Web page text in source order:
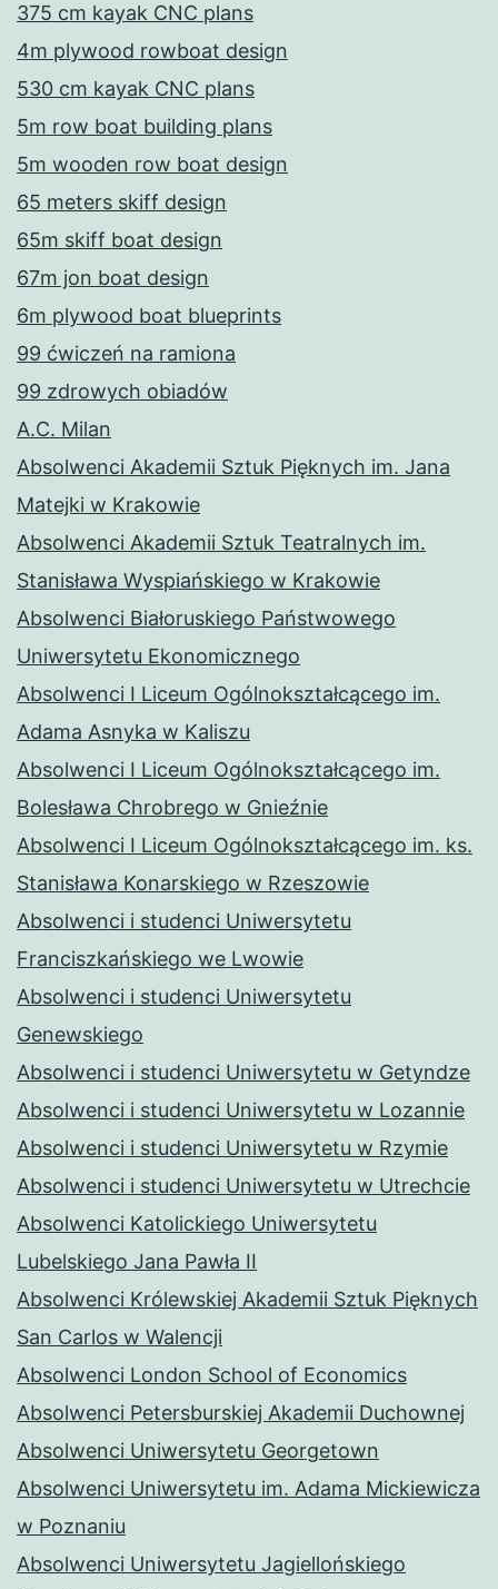
375 cm kayak CNC plans
4m plywood rowboat design
530 cm kayak CNC plans
5m row boat building plans
5m wooden row boat design
65 meters skiff design
65m skiff boat design
67m jon boat design
6m plywood boat blueprints
99 ćwiczeń na ramiona
99 zdrowych obiadów
A.C. Milan
Absolwenci Akademii Sztuk Pięknych im. Jana
Matejki w Krakowie
Absolwenci Akademii Sztuk Teatralnych im.
Stanisława Wyspiańskiego w Krakowie
Absolwenci Białoruskiego Państwowego
Uniwersytetu Ekonomicznego
Absolwenci I Liceum Ogólnokształcącego im.
Adama Asnyka w Kaliszu
Absolwenci I Liceum Ogólnokształcącego im.
Bolesława Chrobrego w Gnieźnie
Absolwenci I Liceum Ogólnokształcącego im. ks.
Stanisława Konarskiego w Rzeszowie
Absolwenci i studenci Uniwersytetu
Franciszkańskiego we Lwowie
Absolwenci i studenci Uniwersytetu
Genewskiego
Absolwenci i studenci Uniwersytetu w Getyndze
Absolwenci i studenci Uniwersytetu w Lozannie
Absolwenci i studenci Uniwersytetu w Rzymie
Absolwenci i studenci Uniwersytetu w Utrechcie
Absolwenci Katolickiego Uniwersytetu
Lubelskiego Jana Pawła II
Absolwenci Królewskiej Akademii Sztuk Pięknych
San Carlos w Walencji
Absolwenci London School of Economics
Absolwenci Petersburskiej Akademii Duchownej
Absolwenci Uniwersytetu Georgetown
Absolwenci Uniwersytetu im. Adama Mickiewicza
w Poznaniu
Absolwenci Uniwersytetu Jagiellońskiego